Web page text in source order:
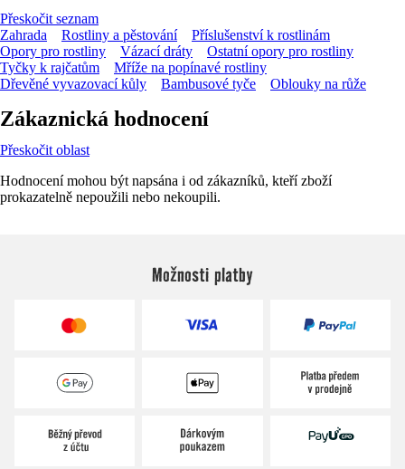
Přeskočit seznam
Zahrada
Rostliny a pěstování
Příslušenství k rostlinám
Opory pro rostliny
Vázací dráty
Ostatní opory pro rostliny
Tyčky k rajčatům
Mříže na popínavé rostliny
Dřevěné vyvazovací kůly
Bambusové tyče Oblouky na růže
Zákaznická hodnocení
Přeskočit oblast
Hodnocení mohou být napsána i od zákazníků, kteří zboží
prokazatelně nepoužili nebo nekoupili.
Možnosti platby